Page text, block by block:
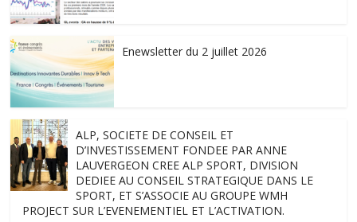
Enewsletter du 2 juillet 2026
ALP, SOCIETE DE CONSEIL ET
D’INVESTISSEMENT FONDEE PAR ANNE
LAUVERGEON CREE ALP SPORT, DIVISION
DEDIEE AU CONSEIL STRATEGIQUE DANS LE
SPORT, ET S’ASSOCIE AU GROUPE WMH
PROJECT SUR L’EVENEMENTIEL ET L’ACTIVATION.